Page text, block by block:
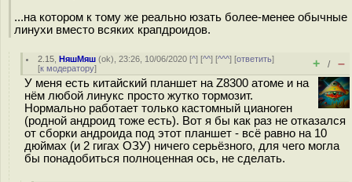
...на котором к тому же реально юзать более-менее обычные
линухи вместо всяких крапдроидов.
2.15 ,НяшМяш (ok), 23:26, 10/06/2020 [^] [^^] [^^^] [ответить]
[к модератору] + / –
У меня есть китайский планшет на Z8300 атоме и на
нём любой линукс просто жутко тормозит.
Нормально работает только кастомный цианоген
(родной андроид тоже есть). Вот я бы как раз не отказался
от сборки андроида под этот планшет - всё равно на 10
дюймах (и 2 гигах ОЗУ) ничего серьёзного, для чего могла
бы понадобиться полноценная ось, не сделать.